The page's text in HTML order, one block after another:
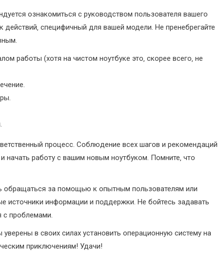
ознакомиться с руководством пользователя вашего
специфичный для вашей модели. Не пренебрегайте
работы (хотя на чистом ноутбуке это‚ скорее всего‚ не
процесс. Соблюдение всех шагов и рекомендаций
начать работу с вашим новым ноутбуком. Помните‚ что
обращаться за помощью к опытным пользователям или
источники информации и поддержки. Не бойтесь задавать
с проблемами.
в своих силах установить операционную систему на
приключениям! Удачи!